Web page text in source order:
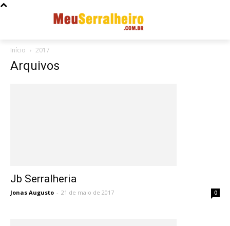
Início 2017
Arquivos
Jb Serralheria
Jonas Augusto - 21 de maio de 2017 0